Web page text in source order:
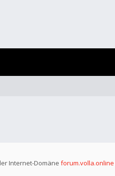
Internet-Domäne forum.volla.online